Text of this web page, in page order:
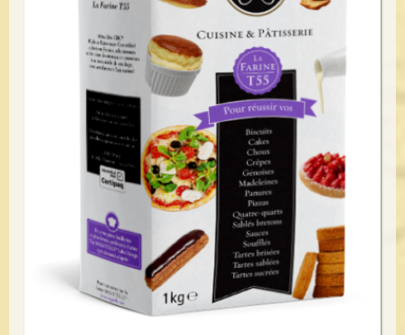
Voir le détail